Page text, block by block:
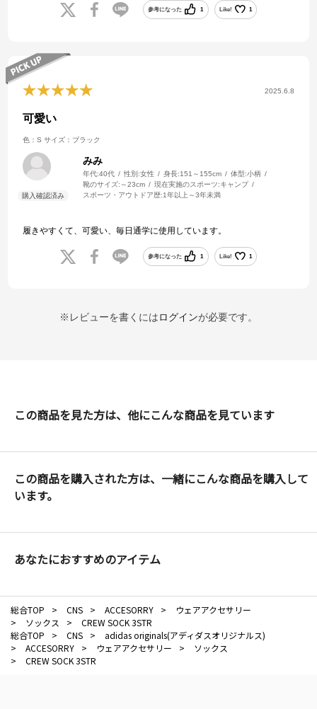
参考になった 1 Like! 1
2025.6.8
可愛い
色：S サイズ：ブラック
みみ
年代:40代 性別:女性 身長:151～155cm 体型:小柄
靴のサイズ: ～23cm 現在実施のスポーツ:キャンプ
スポーツ・アウトドア歴:1年以上～3年未満
履きやすくて、可愛い、毎日通学に使用しています。
参考になった 1 Like! 1
※レビューを書くにはログインが必要です。
この商品を見た方は、他にこんな商品を見ています
この商品を購入された方は、一緒にこんな商品を購入して
います。
あなたにおすすめのアイテム
総合TOP > CNS > ACCESORRY >
ウェアアクセサリー
>
ソックス >
CREW SOCK 3STR
総合TOP
> CNS >
adidas originals(アディダスオリジナルス)
>
ACCESORRY > ウェアアクセサリー >
ソックス
>
CREW SOCK 3STR